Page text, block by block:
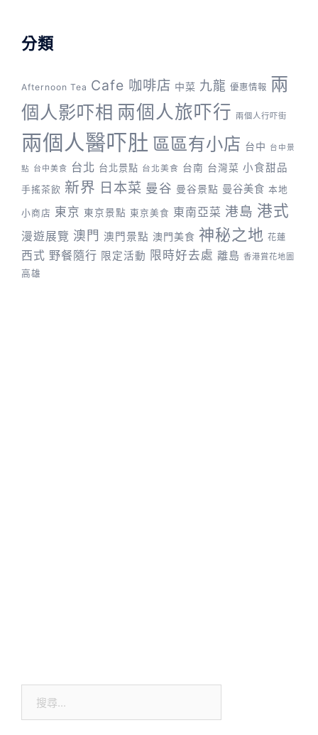
分類
Afternoon Tea Cafe 咖啡店 中菜 九龍 優惠情報 兩
個人影吓相 兩個人旅吓行 兩個人行吓街
兩個人醫吓肚 區區有小店 台中 台中景
點 台中美食 台北 台北景點 台北美食 台南 台灣菜 小食甜品
手搖茶飲 新界 日本菜 曼谷 曼谷景點 曼谷美食 本地
小商店 東京 東京景點 東京美食 東南亞菜 港島 港式
漫遊展覽 澳門 澳門景點 澳門美食 神秘之地 花蓮
西式 野餐隨行 限定活動 限時好去處 離島 香港賞花地圖
高雄